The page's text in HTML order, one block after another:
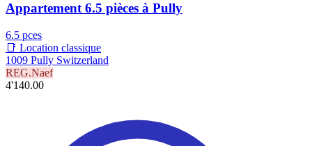
Appartement 6.5 pièces à Pully
6.5 pces
📑 Location classique
1009 Pully Switzerland
REG.Naef
4'140.00